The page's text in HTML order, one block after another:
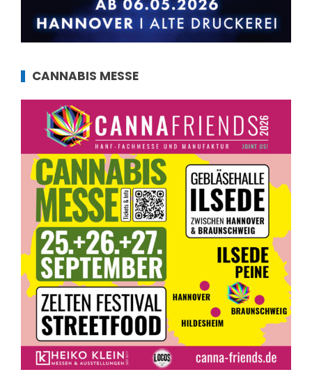
CANNABIS MESSE